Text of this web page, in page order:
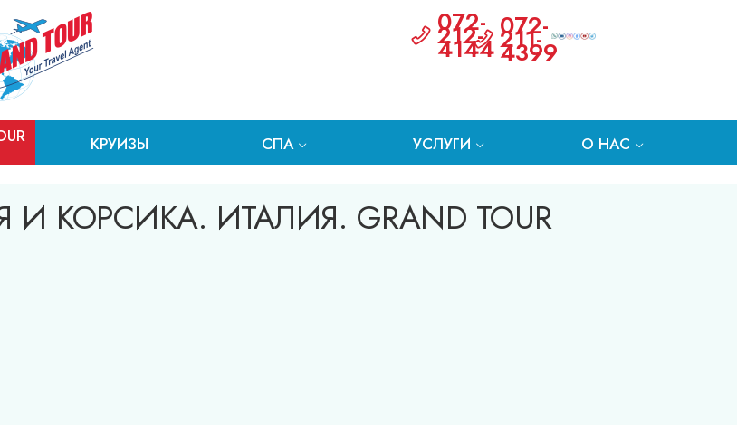
072-
212-
4144
072-
211-
4399
КРУИЗЫ СПА УСЛУГИ О НАС
КОРСИКА. ИТАЛИЯ. GRAND TOUR